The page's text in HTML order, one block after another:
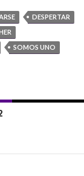
DESPERTAR
SOMOS UNO